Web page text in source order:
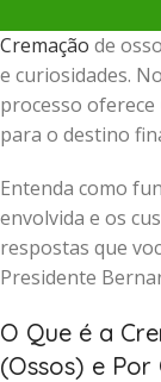
Cremação de
e curiosidades.
processo
para o destino
Entenda como
envolvida e os
respostas que
Presidente
O Que é a
(Ossos) e Por